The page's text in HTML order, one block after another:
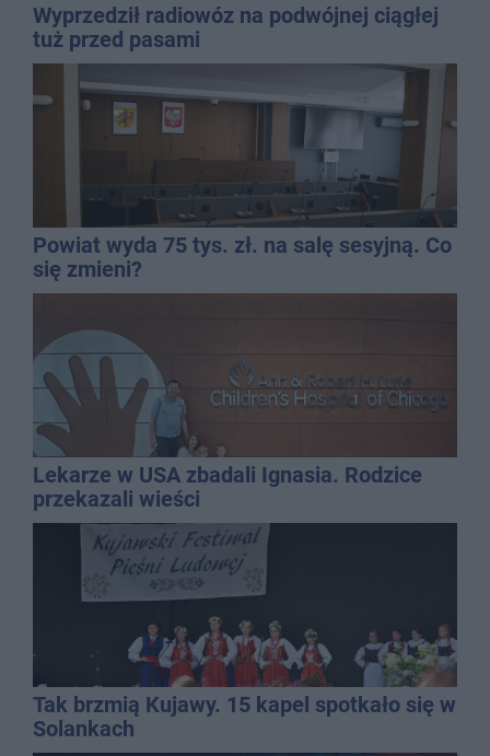
Wyprzedził radiowóz na podwójnej ciągłej
tuż przed pasami
Powiat wyda 75 tys. zł. na salę sesyjną. Co
się zmieni?
Lekarze w USA zbadali Ignasia. Rodzice
przekazali wieści
Tak brzmią Kujawy. 15 kapel spotkało się w
Solankach